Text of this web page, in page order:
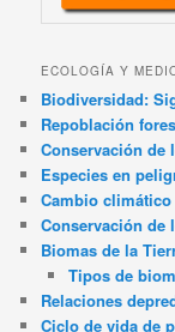
ECOLOGÍA Y
Biodiversidad:
Repoblación
Conservación de
Especies en
Cambio climático
Conservación de
Biomas de la
Tipos de
Relaciones
Ciclo de vida de